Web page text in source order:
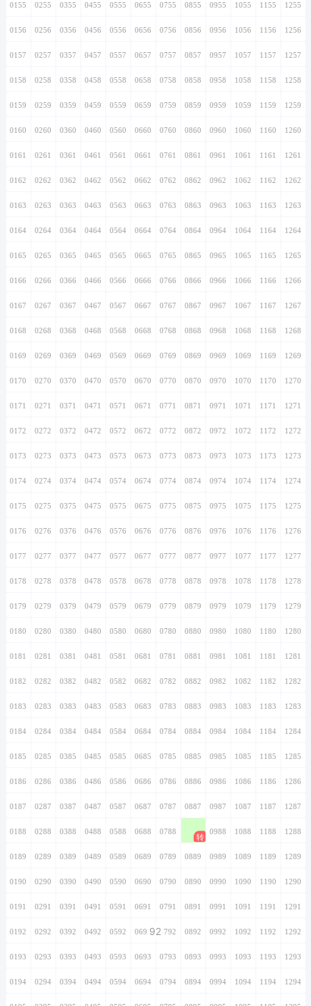
0155 0255 0355 0455 0555 0655 0755 0855 0955 1055 1155 1255
0156 0256 0356 0456 0556 0656 0756 0856 0956 1056 1156 1256
0157 0257 0357 0457 0557 0657 0757 0857 0957 1057 1157 1257
0158 0258 0358 0458 0558 0658 0758 0858 0958 1058 1158 1258
0159 0259 0359 0459 0559 0659 0759 0859 0959 1059 1159 1259
0160 0260 0360 0460 0560 0660 0760 0860 0960 1060 1160 1260
0161 0261 0361 0461 0561 0661 0761 0861 0961 1061 1161 1261
0162 0262 0362 0462 0562 0662 0762 0862 0962 1062 1162 1262
0163 0263 0363 0463 0563 0663 0763 0863 0963 1063 1163 1263
0164 0264 0364 0464 0564 0664 0764 0864 0964 1064 1164 1264
0165 0265 0365 0465 0565 0665 0765 0865 0965 1065 1165 1265
0166 0266 0366 0466 0566 0666 0766 0866 0966 1066 1166 1266
0167 0267 0367 0467 0567 0667 0767 0867 0967 1067 1167 1267
0168 0268 0368 0468 0568 0668 0768 0868 0968 1068 1168 1268
0169 0269 0369 0469 0569 0669 0769 0869 0969 1069 1169 1269
0170 0270 0370 0470 0570 0670 0770 0870 0970 1070 1170 1270
0171 0271 0371 0471 0571 0671 0771 0871 0971 1071 1171 1271
0172 0272 0372 0472 0572 0672 0772 0872 0972 1072 1172 1272
0173 0273 0373 0473 0573 0673 0773 0873 0973 1073 1173 1273
0174 0274 0374 0474 0574 0674 0774 0874 0974 1074 1174 1274
0175 0275 0375 0475 0575 0675 0775 0875 0975 1075 1175 1275
0176 0276 0376 0476 0576 0676 0776 0876 0976 1076 1176 1276
0177 0277 0377 0477 0577 0677 0777 0877 0977 1077 1177 1277
0178 0278 0378 0478 0578 0678 0778 0878 0978 1078 1178 1278
0179 0279 0379 0479 0579 0679 0779 0879 0979 1079 1179 1279
0180 0280 0380 0480 0580 0680 0780 0880 0980 1080 1180 1280
0181 0281 0381 0481 0581 0681 0781 0881 0981 1081 1181 1281
0182 0282 0382 0482 0582 0682 0782 0882 0982 1082 1182 1282
0183 0283 0383 0483 0583 0683 0783 0883 0983 1083 1183 1283
0184 0284 0384 0484 0584 0684 0784 0884 0984 1084 1184 1284
0185 0285 0385 0485 0585 0685 0785 0885 0985 1085 1185 1285
0186 0286 0386 0486 0586 0686 0786 0886 0986 1086 1186 1286
0187 0287 0387 0487 0587 0687 0787 0887 0987 1087 1187 1287
0188 0288 0388 0488 0588 0688 0788 0888 0988 1088 1188 1288
0189 0289 0389 0489 0589 0689 0789 0889 0989 1089 1189 1289
0190 0290 0390 0490 0590 0690 0790 0890 0990 1090 1190 1290
0191 0291 0391 0491 0591 0691 0791 0891 0991 1091 1191 1291
0192 0292 0392 0492 0592 0692920792 0892 0992 1092 1192 1292
0193 0293 0393 0493 0593 0693 0793 0893 0993 1093 1193 1293
0194 0294 0394 0494 0594 0694 0794 0894 0994 1094 1194 1294